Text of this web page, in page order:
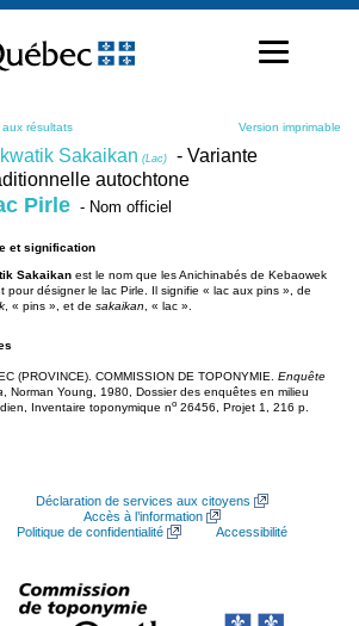
aux résultats Version imprimable
Sakaikan (Lac)
- Variante
autochtone
Pirle - Nom officiel
et signification
Sakaikan est le nom que les Anichinabés de Kebaowek
pour désigner le lac Pirle. Il signifie « lac aux pins », de
, « pins », et de sakaikan , « lac ».
(PROVINCE). COMMISSION DE TOPONYMIE. Enquête
, Norman Young, 1980, Dossier des enquêtes en milieu
Inventaire toponymique no 26456, Projet 1, 216 p.
Déclaration de services aux citoyens
Accès à l’information
Politique de confidentialité
Accessibilité